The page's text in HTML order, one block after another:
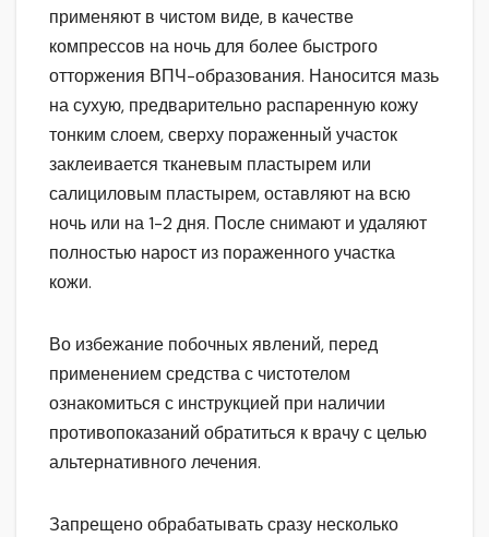
применяют в чистом виде, в качестве
компрессов на ночь для более быстрого
отторжения ВПЧ-образования. Наносится мазь
на сухую, предварительно распаренную кожу
тонким слоем, сверху пораженный участок
заклеивается тканевым пластырем или
салициловым пластырем, оставляют на всю
ночь или на 1-2 дня. После снимают и удаляют
полностью нарост из пораженного участка
кожи.
Во избежание побочных явлений, перед
применением средства с чистотелом
ознакомиться с инструкцией при наличии
противопоказаний обратиться к врачу с целью
альтернативного лечения.
Запрещено обрабатывать сразу несколько